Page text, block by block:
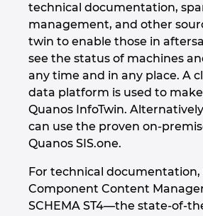
technical documentation,
management, and other
twin to enable those in
see the status of machines
any time and in any place. A
data platform is used to
Quanos InfoTwin.
can use the proven on-
Quanos SIS.one.
For technical documentation,
Component Content
SCHEMA ST4—the state-of-
Ireland
Israel
Italy
Japan
Lithuania
Luxembourg